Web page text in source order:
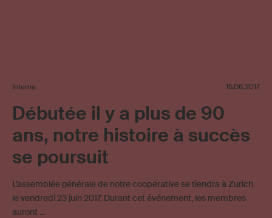
Interne 15.06.2017
Débutée il y a plus de 90
ans, notre histoire à succès
se poursuit
L’assemblée générale de notre coopérative se tiendra à Zurich
le vendredi 23 juin 2017. Durant cet événement, les membres
auront …